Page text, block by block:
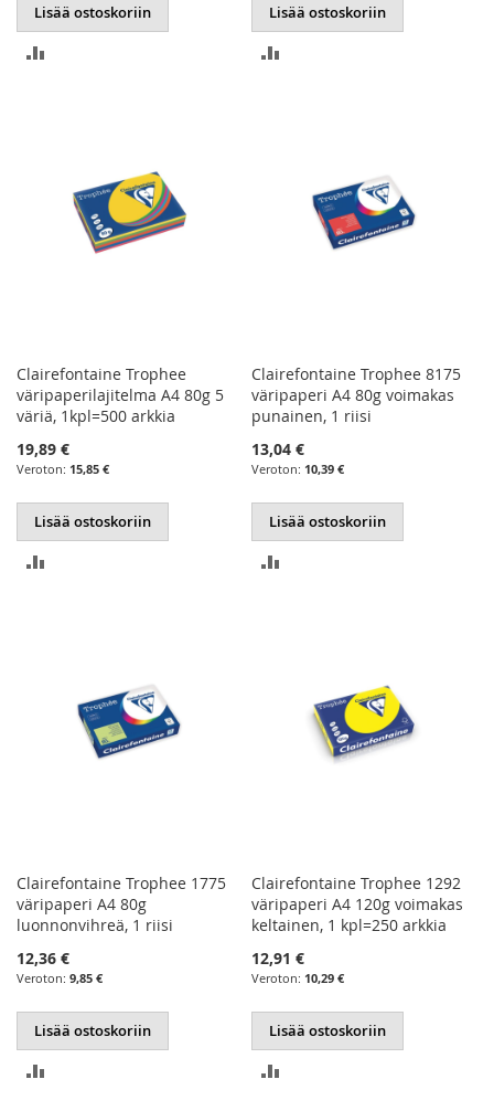
Lisää ostoskoriin Lisää ostoskoriin
Clairefontaine Trophee
väripaperilajitelma A4 80g 5
väriä, 1kpl=500 arkkia
19,89 €
15,85 €
Lisää ostoskoriin
Clairefontaine Trophee 8175
väripaperi A4 80g voimakas
punainen, 1 riisi
13,04 €
10,39 €
Lisää ostoskoriin
Clairefontaine Trophee 1775
väripaperi A4 80g
luonnonvihreä, 1 riisi
12,36 €
9,85 €
Lisää ostoskoriin
Clairefontaine Trophee 1292
väripaperi A4 120g voimakas
keltainen, 1 kpl=250 arkkia
12,91 €
10,29 €
Lisää ostoskoriin